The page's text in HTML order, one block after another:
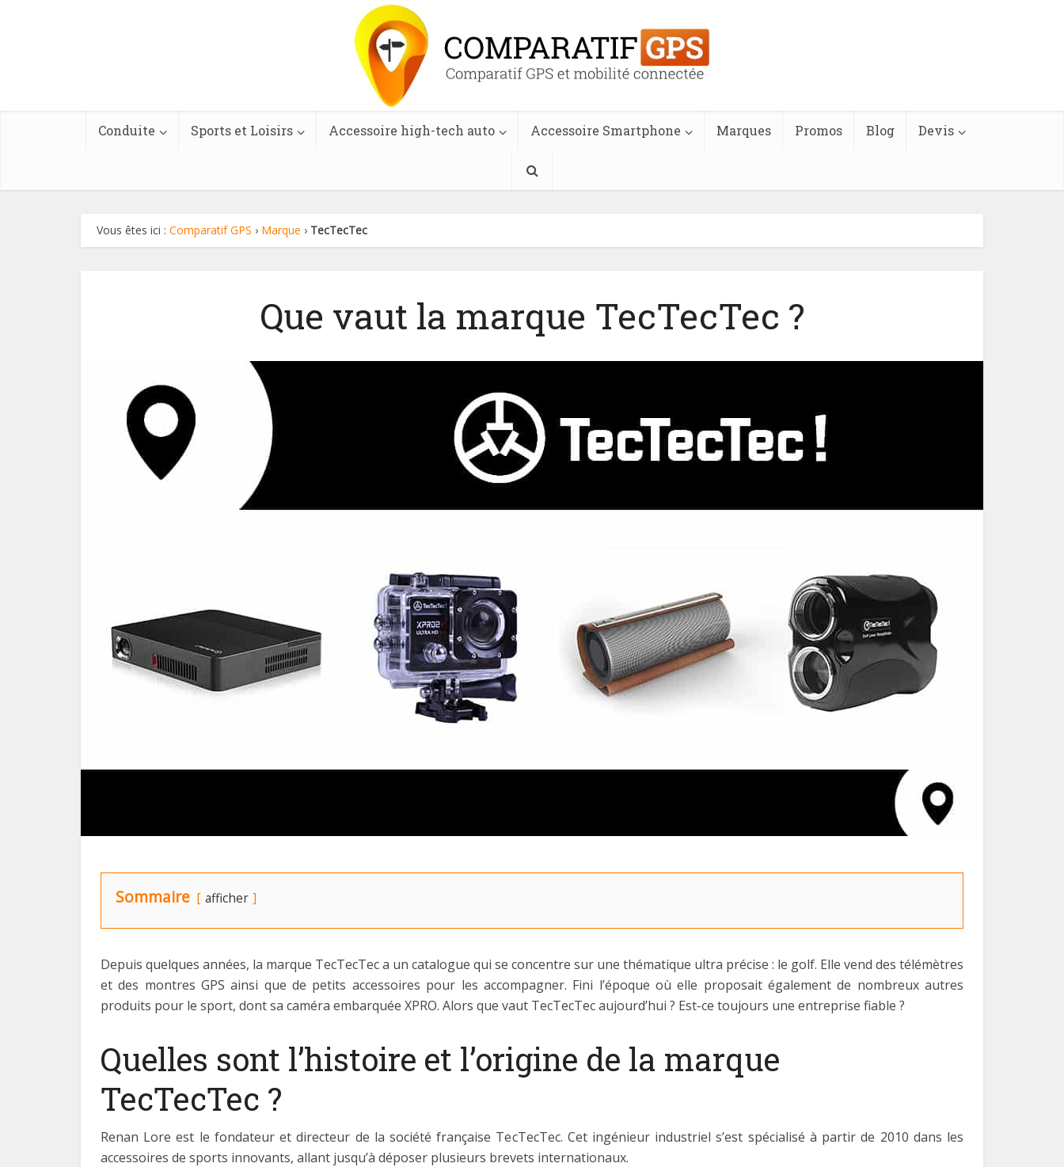
Conduite Sports et Loisirs Accessoire high-tech auto Accessoire Smartphone Marques Promos Blog Devis
Vous êtes ici : Comparatif GPS › Marque › TecTecTec
Que vaut la marque TecTecTec ?
Sommaire afficher
Depuis quelques années, la marque TecTecTec a un catalogue qui se concentre sur une thématique ultra précise : le golf. Elle vend des télémètres
et des montres GPS ainsi que de petits accessoires pour les accompagner. Fini l’époque où elle proposait également de nombreux autres
produits pour le sport, dont sa caméra embarquée XPRO. Alors que vaut TecTecTec aujourd’hui ? Est-ce toujours une entreprise fiable ?
Quelles sont l’histoire et l’origine de la marque
TecTecTec ?
Renan Lore est le fondateur et directeur de la société française TecTecTec. Cet ingénieur industriel s’est spécialisé à partir de 2010 dans les
accessoires de sports innovants, allant jusqu’à déposer plusieurs brevets internationaux.